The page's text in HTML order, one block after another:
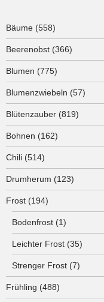
Bäume (558)
Beerenobst (366)
Blumen (775)
Blumenzwiebeln (57)
Blütenzauber (819)
Bohnen (162)
Chili (514)
Drumherum (123)
Frost (194)
Bodenfrost (1)
Leichter Frost (35)
Strenger Frost (7)
Frühling (488)